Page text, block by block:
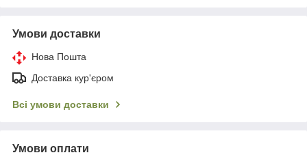
Умови доставки
Нова Пошта
Доставка кур'єром
Всі умови доставки
Умови оплати